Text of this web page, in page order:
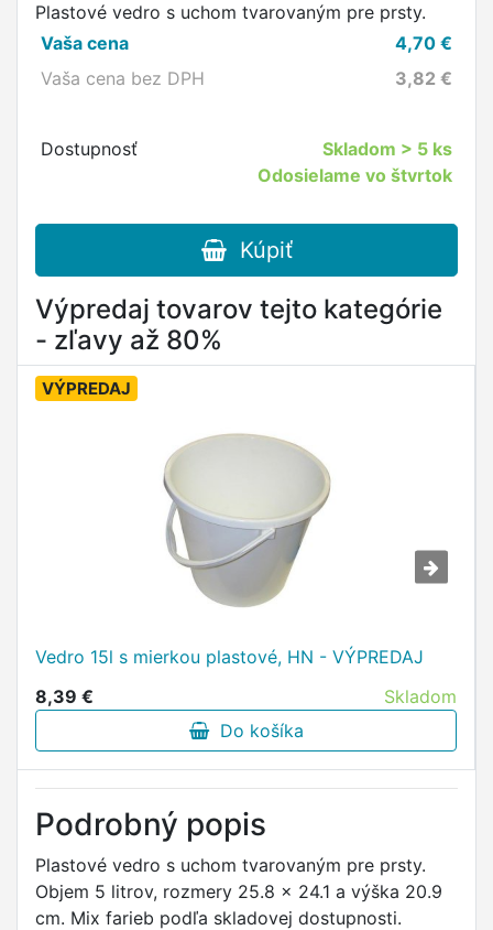
Plastové vedro s uchom tvarovaným pre prsty.
Vaša cena
4,70 €
Vaša cena bez DPH
3,82 €
Dostupnosť Skladom > 5 ks
Odosielame vo štvrtok
Kúpiť
Výpredaj tovarov tejto kategórie
- zľavy až 80%
VÝPREDAJ
Vedro 15l s mierkou plastové, HN - VÝPREDAJ
8,39 €
Skladom
Do košíka
Podrobný popis
Plastové vedro s uchom tvarovaným pre prsty.
Objem 5 litrov, rozmery 25.8 x 24.1 a výška 20.9
cm. Mix farieb podľa skladovej dostupnosti.